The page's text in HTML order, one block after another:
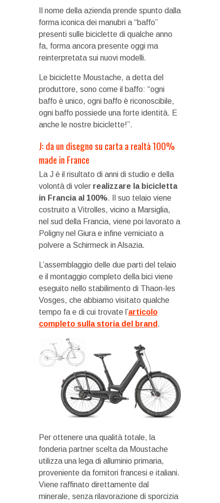
Il nome della azienda prende spunto dalla
forma iconica dei manubri a “baffo”
presenti sulle biciclette di qualche anno
fa, forma ancora presente oggi ma
reinterpretata sui nuovi modelli.
Le biciclette Moustache, a detta del
produttore, sono come il baffo: “ogni
baffo è unico, ogni baffo è riconoscibile,
ogni baffo possiede una forte identità. E
anche le nostre biciclette!”.
J: da un disegno su carta a realtà 100%
made in France
La J è il risultato di anni di studio e della
volontà di voler realizzare la bicicletta
in Francia al 100%. Il suo telaio viene
costruito a Vitrolles, vicino a Marsiglia,
nel sud della Francia, viene poi lavorato a
Poligny nel Giura e infine verniciato a
polvere a Schirmeck in Alsazia.
L’assemblaggio delle due parti del telaio
e il montaggio completo della bici viene
eseguito nello stabilimento di Thaon-les
Vosges, che abbiamo visitato qualche
tempo fa e di cui trovate l’articolo
completo sulla storia del brand .
Per ottenere una qualità totale, la
fonderia partner scelta da Moustache
utilizza una lega di alluminio primaria,
proveniente da fornitori francesi e italiani.
Viene raffinato direttamente dal
minerale, senza rilavorazione di sporcizia